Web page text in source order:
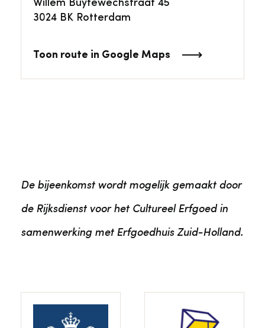
Willem Buytewechstraat 45
3024 BK Rotterdam
Toon route in Google Maps
De bijeenkomst wordt mogelijk gemaakt door
de Rijksdienst voor het Cultureel Erfgoed in
samenwerking met Erfgoedhuis Zuid-Holland.